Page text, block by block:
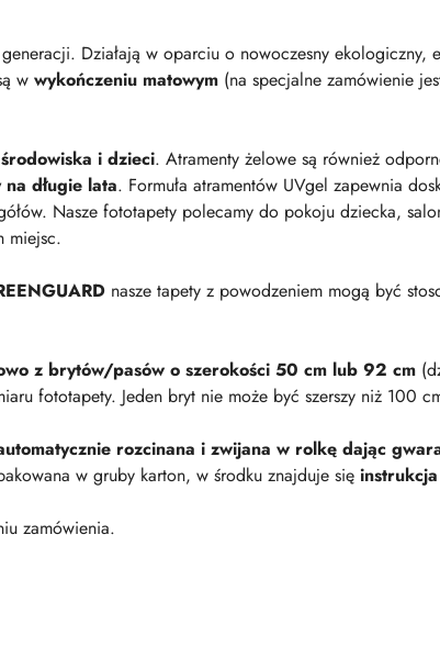
Działają w oparciu o nowoczesny ekologiczny,
w wykończeniu matowym (na specjalne zamówienie
i dzieci. Atramenty żelowe są również
długie lata. Formuła atramentów UVgel zapewnia
Nasze fototapety polecamy do pokoju dziecka,
miejsc.
nasze tapety z powodzeniem mogą być
z brytów/pasów o szerokości 50 cm lub 92 cm
fototapety. Jeden bryt nie może być szerszy niż 100
rozcinana i zwijana w rolkę dając
w gruby karton, w środku znajduje się
zamówienia.